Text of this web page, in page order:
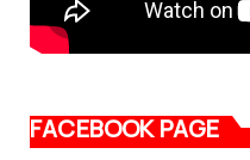
FACEBOOK PAGE